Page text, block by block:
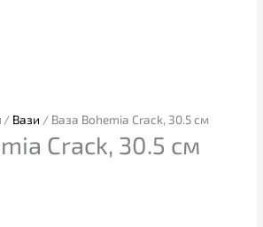
/ Вази / Ваза Bohemia Crack, 30.5 см
Crack, 30.5 см